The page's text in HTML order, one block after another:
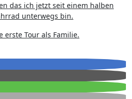
das ich jetzt seit einem halben
unterwegs bin.
erste Tour als Familie.